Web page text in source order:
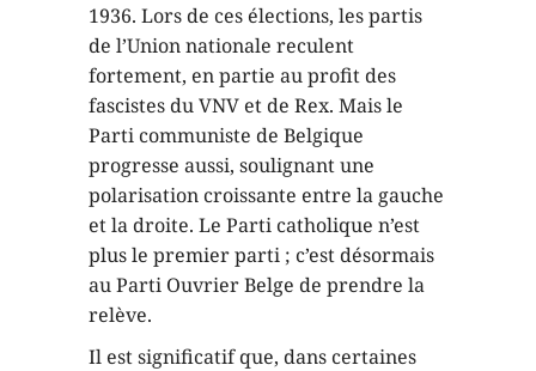
1936. Lors de ces élections, les partis
de l’Union nationale reculent
fortement, en partie au profit des
fascistes du VNV et de Rex. Mais le
Parti communiste de Belgique
progresse aussi, soulignant une
polarisation croissante entre la gauche
et la droite. Le Parti catholique n’est
plus le premier parti ; c’est désormais
au Parti Ouvrier Belge de prendre la
relève.
Il est significatif que, dans certaines